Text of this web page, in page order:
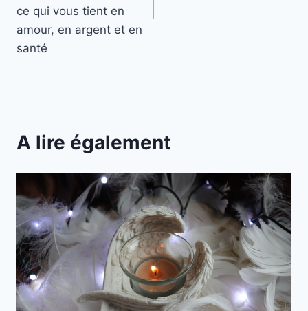
ce qui vous tient en
amour, en argent et en
santé
A lire également